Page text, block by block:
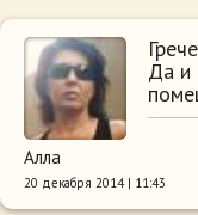
Да и
Алла
20 декабря 2014 | 11:43